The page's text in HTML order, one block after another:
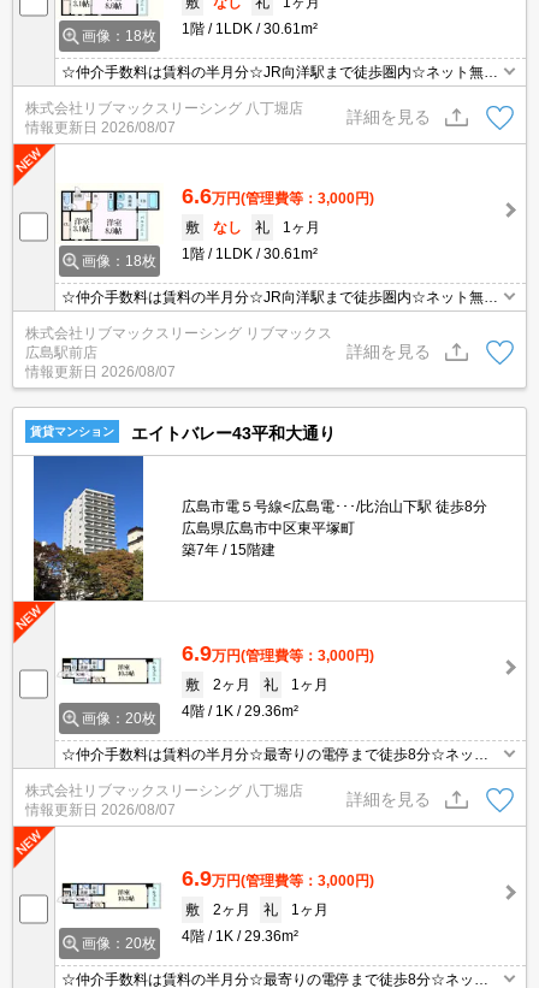
画像：18枚
1階
1LDK 30.61m²
☆仲介手数料は賃料の半月分☆JR向洋駅まで徒歩圏内☆ネット無料
☆2口コンロのシステムキッチン☆浴室乾燥機や温水洗浄便座など
人気の室内設備あり☆モニタ付オートロック完備でセキュリティー
は安心♪近隣にスーパーやコンビニがあり住環境良好☆彡
株式会社リブマックスリーシング 八丁堀店
情報更新日 2026/08/07
詳細を見る
画像：18枚
6.6万円(管理費等：3,000円)
敷
なし 礼
1ヶ月
1階
1LDK 30.61m²
☆仲介手数料は賃料の半月分☆JR向洋駅まで徒歩圏内☆ネット無料
☆2口コンロのシステムキッチン☆浴室乾燥機や温水洗浄便座など
人気の室内設備あり☆モニタ付オートロック完備でセキュリティー
は安心♪近隣にスーパーやコンビニがあり住環境良好☆彡
株式会社リブマックスリーシング リブマックス
広島駅前店
情報更新日 2026/08/07
詳細を見る
賃貸マンション エイトバレー43平和大通り
広島市電５号線<広島電･･･/比治山下駅 徒歩8分
広島県広島市中区東平塚町
築7年
15階建
画像：20枚
6.9万円(管理費等：3,000円)
敷
2ヶ月 礼
1ヶ月
4階
1K 29.36m²
☆仲介手数料は賃料の半月分☆最寄りの電停まで徒歩8分☆ネット
無料☆不在時にうれしい宅配ボックス☆都市ガスで光熱費節約☆浴
室乾燥機や温水洗浄便座など人気の室内設備あり☆２口コンロのシ
ステムキッチン☆近隣にスーパーやコンビニがあり住環境良好☆彡
株式会社リブマックスリーシング 八丁堀店
情報更新日 2026/08/07
詳細を見る
画像：20枚
6.9万円(管理費等：3,000円)
敷
2ヶ月 礼
1ヶ月
4階
1K 29.36m²
☆仲介手数料は賃料の半月分☆最寄りの電停まで徒歩8分☆ネット